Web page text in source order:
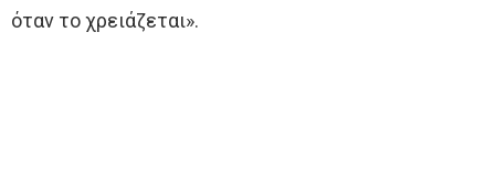
όταν το χρειάζεται».